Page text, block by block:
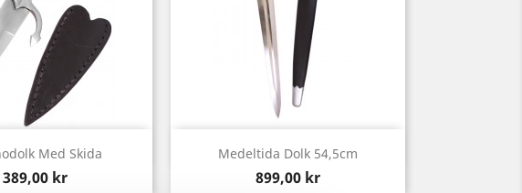
Med Skida
Pris
389,00 kr
Snabbvy Medeltida Dolk 54,5cm
Pris
899,00 kr
Snabbvy